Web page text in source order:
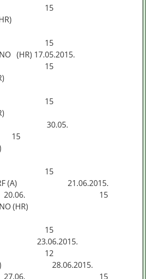
15
(HR)
15
(HR) 17.05.2015.
15
(HR)
15
(HR)
30.05.
(A)
15
(A) 21.06.2015.
15
(HR)
15
(HR) 23.06.2015.
12
(A) 28.06.2015.
15